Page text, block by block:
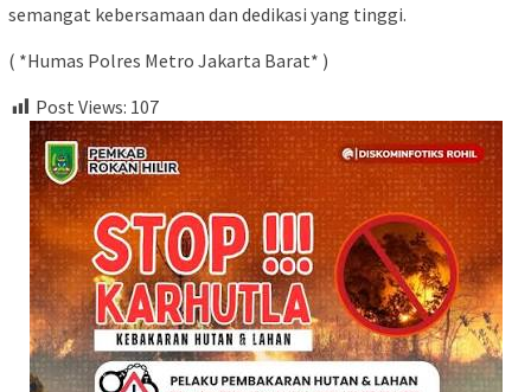
semangat kebersamaan dan dedikasi yang tinggi.
( *Humas Polres Metro Jakarta Barat* )
Post Views: 107